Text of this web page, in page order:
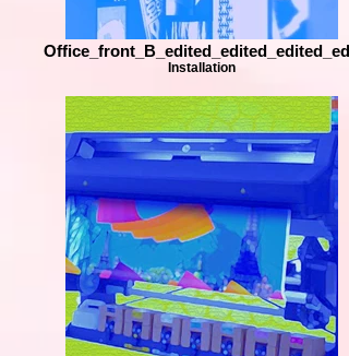
Installation